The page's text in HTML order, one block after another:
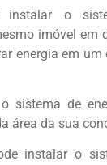
instalar o
imóvel em
energia em um
sistema de
área da sua
instalar o